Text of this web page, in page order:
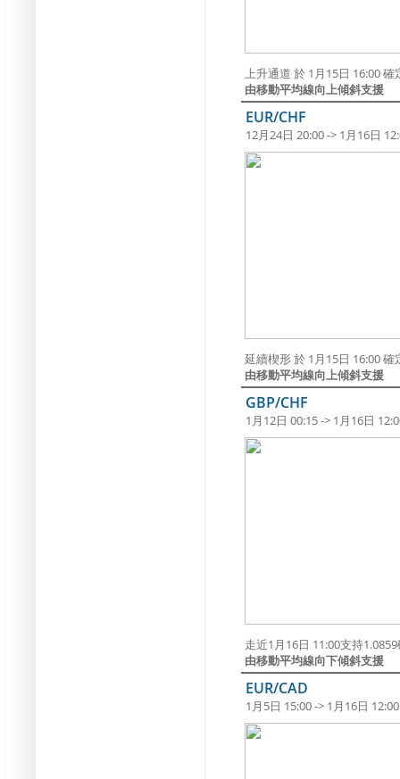
上升通道 於 1月15日 16:00
由移動平均線向上傾斜支援
EUR/CHF
12月24日 20:00 -> 1月16日
延續楔形 於 1月15日 16:00
由移動平均線向上傾斜支援
GBP/CHF
1月12日 00:15 -> 1月16日
走近1月16日 11:00支持
由移動平均線向下傾斜支援
EUR/CAD
1月5日 15:00 -> 1月16日 12:00